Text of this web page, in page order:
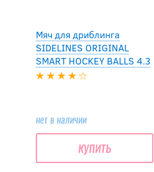
Мяч для дриблинга
SIDELINES ORIGINAL
SMART HOCKEY BALLS 4.3
нет в наличии
купить